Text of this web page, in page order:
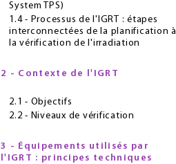
System TPS)
1.4 - Processus de l'IGRT : étapes
interconnectées de la planification à
la vérification de l'irradiation
2 - Contexte de l'IGRT
2.1 - Objectifs
2.2 - Niveaux de vérification
3 - Équipements utilisés par
l'IGRT : principes techniques